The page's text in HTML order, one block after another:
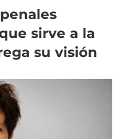
sirve a la
su visión